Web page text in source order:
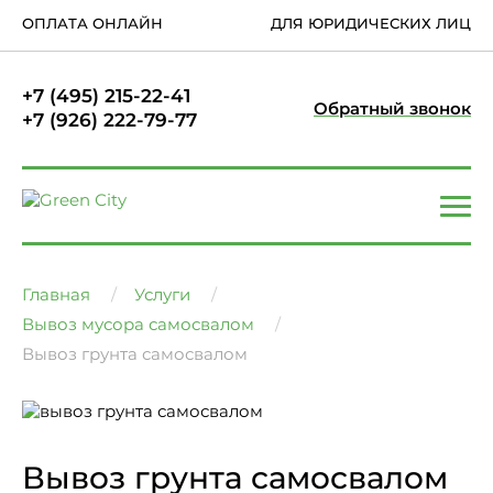
ОПЛАТА ОНЛАЙН ДЛЯ ЮРИДИЧЕСКИХ ЛИЦ
+7 (495) 215-22-41
+7 (926) 222-79-77
Обратный звонок
Главная
Услуги
Вывоз мусора самосвалом
Вывоз грунта самосвалом
Вывоз грунта самосвалом